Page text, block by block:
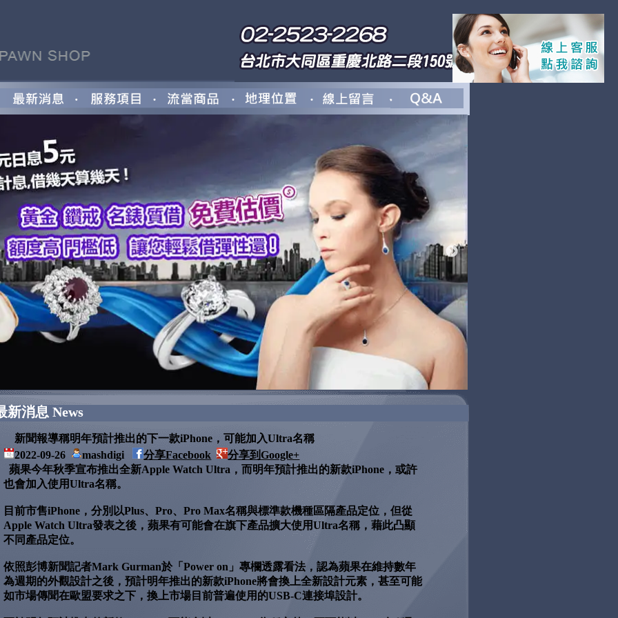
新消息 News
新聞報導稱明年預計推出的下一款iPhone，可能加入Ultra名稱
2022-09-26
mashdigi 分享Facebook
分享到Google+
蘋果今年秋季宣布推出全新Apple Watch Ultra，而明年預計推出的新款iPhone，或許
也會加入使用Ultra名稱。
目前市售iPhone，分別以Plus、Pro、Pro Max名稱與標準款機種區隔產品定位，但從
Apple Watch Ultra發表之後，蘋果有可能會在旗下產品擴大使用Ultra名稱，藉此凸顯
不同產品定位。
依照彭博新聞記者Mark Gurman於「Power on」專欄透露看法，認為蘋果在維持數年
為週期的外觀設計之後，預計明年推出的新款iPhone將會換上全新設計元素，甚至可能
如市場傳聞在歐盟要求之下，換上市場目前普遍使用的USB-C連接埠設計。